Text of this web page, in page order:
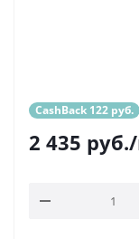
CashBack 122 руб.
2 435 руб.